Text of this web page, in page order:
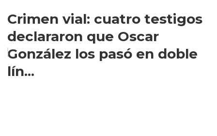
Crimen vial: cuatro testigos
declararon que Oscar
González los pasó en doble
lín...